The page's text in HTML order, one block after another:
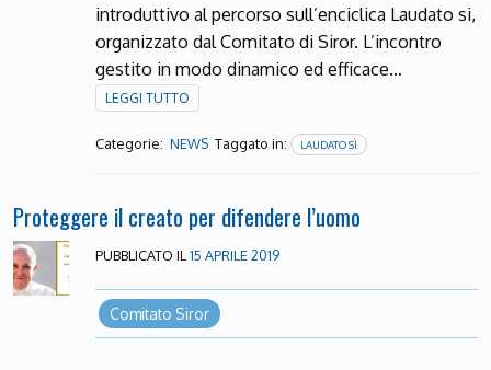
introduttivo al percorso sull’enciclica Laudato si,
organizzato dal Comitato di Siror. L’incontro
gestito in modo dinamico ed efficace…
LEGGI TUTTO
Categorie: NEWS Taggato in: LAUDATO SÌ
Proteggere il creato per difendere l’uomo
PUBBLICATO IL 15 APRILE 2019
Comitato Siror